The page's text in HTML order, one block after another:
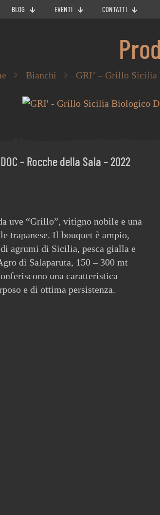
BLOG EVENTI CONTATTI
Bianchi GRI’ – Grillo Sicilia
– Rocche della Sala – 2022
uve “Grillo”, vitigno nobile e una
trapanese. Il bouquet è ampio,
agrumi di Sicilia, pesca gialla e
di Salaparuta, 150 – 300 mt
una caratteristica
e di ottima persistenza.